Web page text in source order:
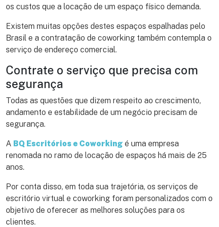
os custos que a locação de um espaço físico demanda.
Existem muitas opções destes espaços espalhadas pelo
Brasil e a contratação de coworking também contempla o
serviço de endereço comercial.
Contrate o serviço que precisa com
segurança
Todas as questões que dizem respeito ao crescimento,
andamento e estabilidade de um negócio precisam de
segurança.
A BQ Escritórios e Coworking é uma empresa
renomada no ramo de locação de espaços há mais de 25
anos.
Por conta disso, em toda sua trajetória, os serviços de
escritório virtual e coworking foram personalizados com o
objetivo de oferecer as melhores soluções para os
clientes.